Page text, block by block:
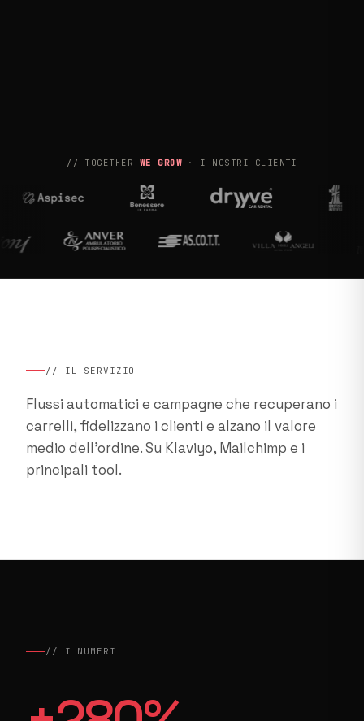
// TOGETHER WE GROW · I NOSTRI CLIENTI
// IL SERVIZIO
Flussi automatici e campagne che recuperano i
carrelli, fidelizzano i clienti e alzano il valore
medio dell'ordine. Su Klaviyo, Mailchimp e i
principali tool.
// I NUMERI